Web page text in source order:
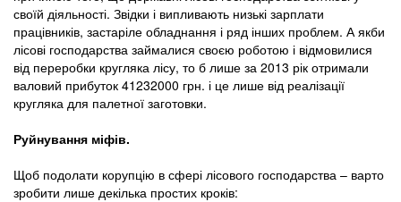
своїй діяльності. Звідки і випливають низькі зарплати
працівників, застаріле обладнання і ряд інших проблем. А якби
лісові господарства займалися своєю роботою і відмовилися
від переробки кругляка лісу, то б лише за 2013 рік отримали
валовий прибуток 41232000 грн. і це лише від реалізації
кругляка для палетної заготовки.
Руйнування міфів.
Щоб подолати корупцію в сфері лісового господарства – варто
зробити лише декілька простих кроків: